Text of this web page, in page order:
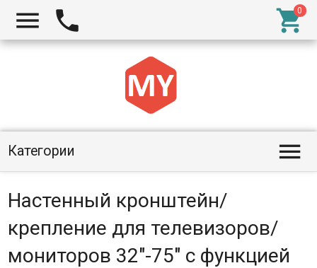
  
Категории 
Настенный кронштейн/
крепление для телевизоров/
мониторов 32"-75" с функцией